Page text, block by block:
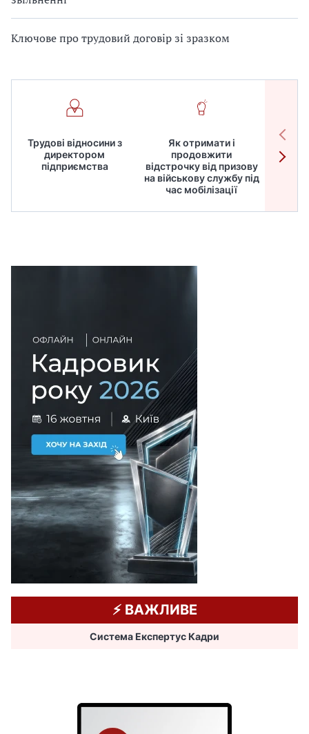
Ключове про трудовий договір зі зразком
Трудові відносини з
директором
підприємства
Як отримати і
продовжити
відстрочку від призову
на військову службу під
час мобілізації
⚡️ ВАЖЛИВЕ
Система Експертус Кадри